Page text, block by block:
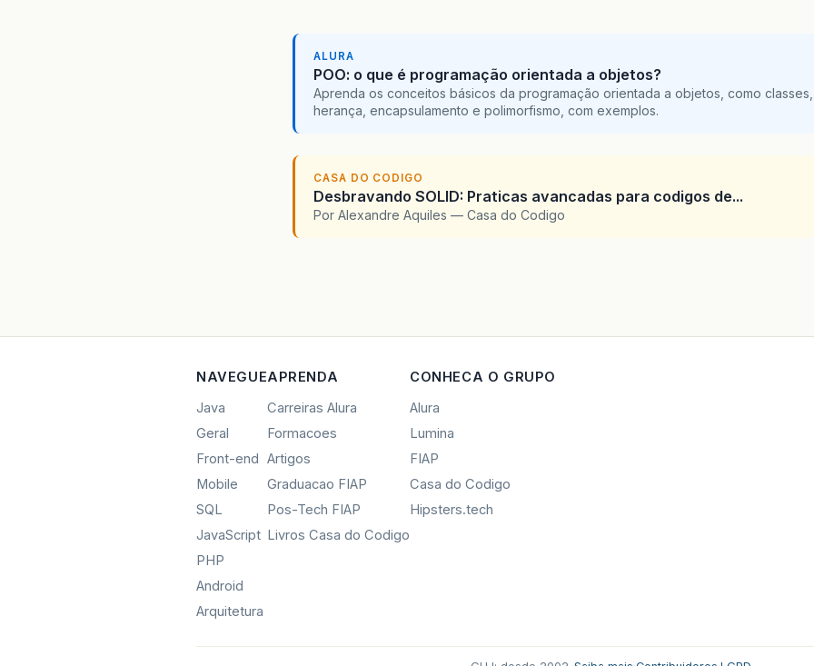
ALURA
POO: o que é programação orientada a objetos?
Aprenda os conceitos básicos da programação orientada a objetos, como classes,
herança, encapsulamento e polimorfismo, com exemplos.
CASA DO CODIGO
Desbravando SOLID: Praticas avancadas para codigos de...
Por Alexandre Aquiles — Casa do Codigo
NAVEGUE
Java
Geral
Front-end
Mobile
SQL
JavaScript
PHP
Android
Arquitetura
APRENDA
Carreiras Alura
Formacoes
Artigos
Graduacao FIAP
Pos-Tech FIAP
Livros Casa do Codigo
CONHECA O GRUPO
Alura
Lumina
FIAP
Casa do Codigo
Hipsters.tech